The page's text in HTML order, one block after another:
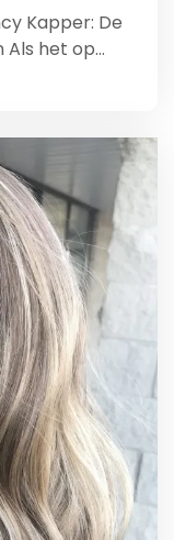
Kapper: De
Als het op…